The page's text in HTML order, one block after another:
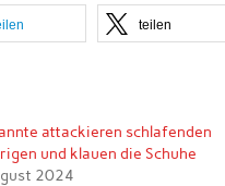
teilen
attackieren schlafenden
und klauen die Schuhe
2024